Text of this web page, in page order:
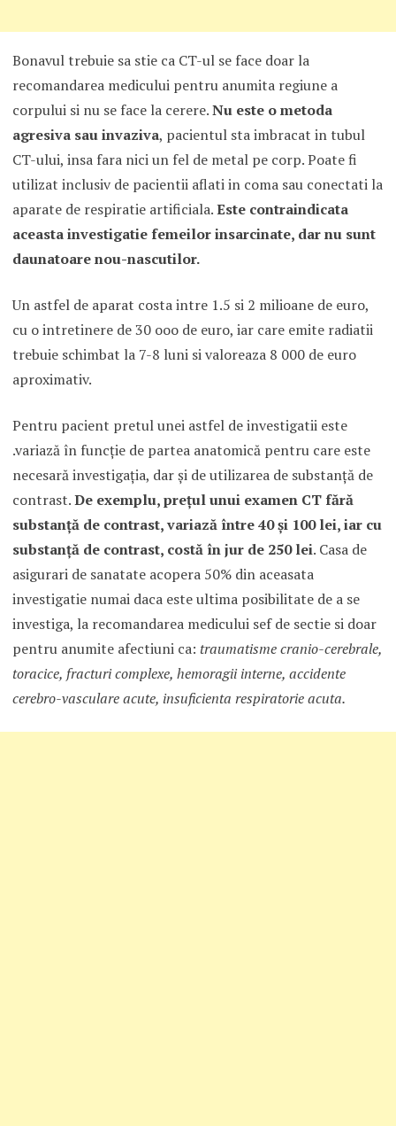
Bonavul trebuie sa stie ca CT-ul se face doar la
recomandarea medicului pentru anumita regiune a
corpului si nu se face la cerere.Nu este o metoda
agresiva sau invaziva, pacientul sta imbracat in tubul
CT-ului, insa fara nici un fel de metal pe corp. Poate fi
utilizat inclusiv de pacientii aflati in coma sau conectati la
aparate de respiratie artificiala.Este contraindicata
aceasta investigatie femeilor insarcinate, dar nu sunt
daunatoare nou-nascutilor.
Un astfel de aparat costa intre 1.5 si 2 milioane de euro,
cu o intretinere de 30 ooo de euro, iar care emite radiatii
trebuie schimbat la 7-8 luni si valoreaza 8 000 de euro
aproximativ.
Pentru pacient pretul unei astfel de investigatii este
.variază în funcţie de partea anatomică pentru care este
necesară investigaţia, dar şi de utilizarea de substanţă de
contrast.De exemplu, preţul unui examen CT fără
substanţă de contrast, variază între 40 şi 100 lei, iar cu
substanţă de contrast, costă în jur de 250 lei. Casa de
asigurari de sanatate acopera 50% din aceasata
investigatie numai daca este ultima posibilitate de a se
investiga, la recomandarea medicului sef de sectie si doar
pentru anumite afectiuni ca: traumatisme cranio-cerebrale,
toracice, fracturi complexe, hemoragii interne, accidente
cerebro-vasculare acute, insuficienta respiratorie acuta.